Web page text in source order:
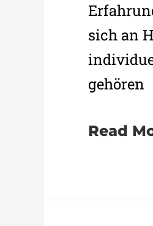
sich an
gehören
Read